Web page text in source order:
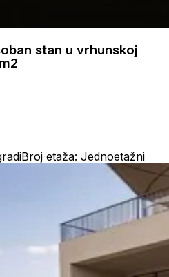
stan u vrhunskoj
Broj etaža: Jednoetažni